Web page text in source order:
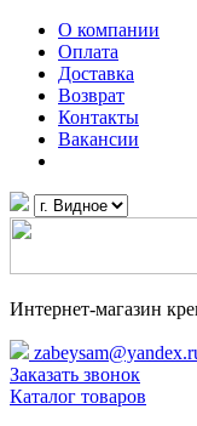
О компании
Оплата
Доставка
Возврат
Контакты
Вакансии
Интернет-магазин
Заказать звонок
Каталог товаров